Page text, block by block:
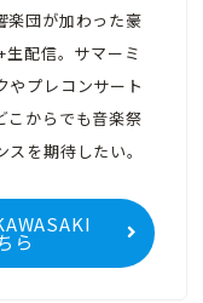
楽団が加わった豪
配信。サマーミ
やプレコンサート
こからでも音楽祭
を期待したい。
ら